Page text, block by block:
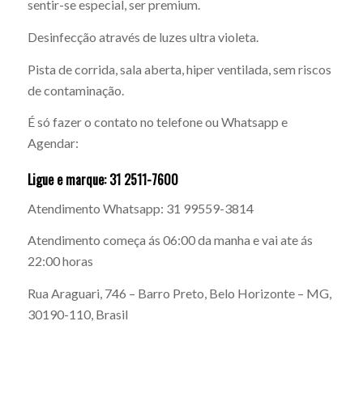
sentir-se especial, ser premium.
Desinfecção através de luzes ultra violeta.
Pista de corrida, sala aberta, hiper ventilada, sem riscos
de contaminação.
É só fazer o contato no telefone ou Whatsapp e
Agendar:
Ligue e marque: 31 2511-7600
Atendimento Whatsapp: 31 99559-3814
Atendimento começa ás 06:00 da manha e vai ate ás
22:00 horas
Rua Araguari, 746 – Barro Preto, Belo Horizonte – MG,
30190-110, Brasil